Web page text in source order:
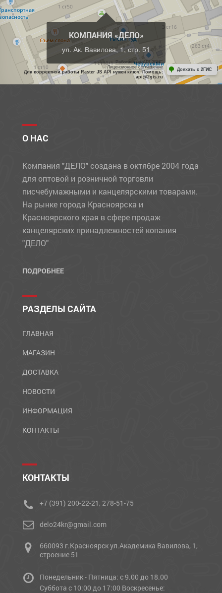
КОМПАНИЯ «ДЕЛО»
ул. Ак. Вавилова, 1, стр. 51
Работает на API 2ГИС
Лицензионное соглашение
Для корректной работы Raster JS API нужен ключ. Помощь:
api@2gis.ru
Доехать с 2ГИС
О НАС
Компания "ДЕЛО" создана в октябре 2004 года
для оптовой и розничной торговли
писчебумажными и канцелярскими товарами.
На рынке города Красноярска и
Красноярского края в сфере продаж
канцелярских принадлежностей копания
"ДЕЛО"
ПОДРОБНЕЕ
РАЗДЕЛЫ САЙТА
ГЛАВНАЯ
МАГАЗИН
ДОСТАВКА
НОВОСТИ
ИНФОРМАЦИЯ
КОНТАКТЫ
КОНТАКТЫ
+7 (391) 200-22-21, 278-51-75
delo24kr@gmail.com
660093 г.Красноярск ул.Академика Вавилова, 1,
строение 51
Понедельник - Пятница: с 9.00 до 18.00
Cуббота с 10:00 до 17:00 Воскресенье: